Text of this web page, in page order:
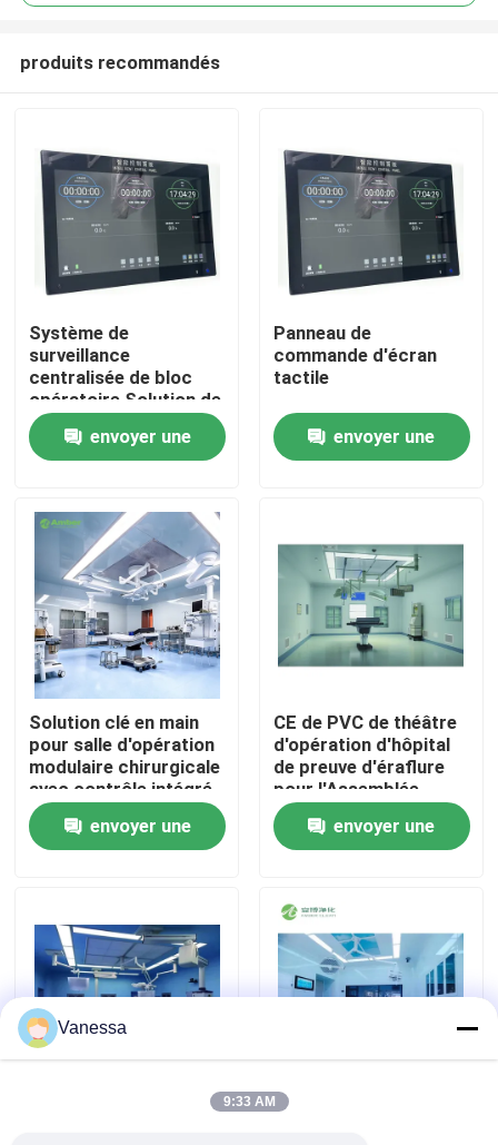
Produits
Au sujet de nous
Visite d'usine
Contrôle de qualité
Contactez-nous
Nouvelles
Cas
Théâtre modulaire d'opération
produits recommandés
Système de
surveillance
centralisée de bloc
opératoire Solution de
contrôle tout-en-un
pour salle d'opération
avec intégration de 6
envoyer une
Panneau de
commande d'écran
tactile
envoyer une
Solution clé en main
pour salle d'opération
modulaire chirurgicale
avec contrôle intégré
par automate
envoyer une
CE de PVC de théâtre
d'opération d'hôpital
de preuve d'éraflure
pour l'Assemblée
rapide d'hôpital
envoyer une
Classe protégée de la
SALLE D'OPÉRATION
Vanessa
9:33 AM